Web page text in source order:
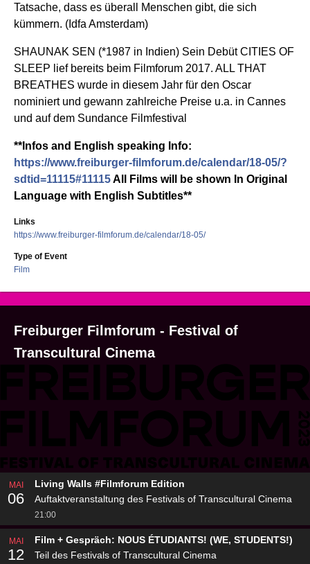
Tatsache, dass es überall Menschen gibt, die sich
kümmern. ( Idfa Amsterdam)
SHAUNAK SEN (*1987 in Indien) Sein DebütCITIES OF
SLEEP lief bereits beim Filmforum 2017. ALL THAT
BREATHES wurde in diesem Jahr für den Oscar
nominiertund gewann zahlreiche Preise u.a. in Cannes
und aufdem Sundance Filmfestival
** Infos and English speaking Info:
https://www.freiburger-filmforum.de/calendar/18-05/?
sdtid=11115#11115All Films will be shown In Original
Language with English Subtitles**
Links
https://www.freiburger-filmforum.de/calendar/18-05/
Type of Event
Film
Freiburger Filmforum - Festival of
Transcultural Cinema
MAI
06
Living Walls #Filmforum Edition
Auftaktveranstaltung des Festivals of Transcultural Cinema
21:00
MAI
12
Film + Gespräch: NOUS ÉTUDIANTS! (WE, STUDENTS!)
Teil des Festivals of Transcultural Cinema